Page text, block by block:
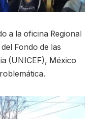
a la oficina Regional
Fondo de las
(UNICEF), México